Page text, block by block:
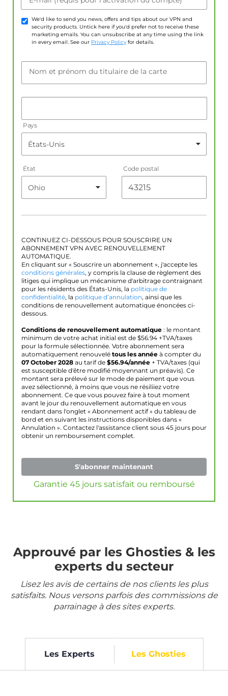
We'd like to send you news, offers and tips about our VPN and
security products. Untick here if you'd prefer not to receive these
marketing emails. You can unsubscribe at any time using the link
in every email. See our Privacy Policy for details.
Nom et prénom du titulaire de la carte
Pays
État Code postal
CONTINUEZ CI-DESSOUS POUR SOUSCRIRE UN
ABONNEMENT VPN AVEC RENOUVELLEMENT
AUTOMATIQUE.
En cliquant sur « Souscrire un abonnement », j'accepte les
conditions générales, y compris la clause de règlement des
litiges qui implique un mécanisme d'arbitrage contraignant
pour les résidents des États-Unis, la politique de
confidentialité, la politique d’annulation, ainsi que les
conditions de renouvellement automatique énoncées ci-
dessous.
Conditions de renouvellement automatique : le montant
minimum de votre achat initial est de $56.94 +TVA/taxes
pour la formule sélectionnée. Votre abonnement sera
automatiquement renouvelé tous les année à compter du
07 October 2028 au tarif de $56.94/année + TVA/taxes (qui
est susceptible d'être modifié moyennant un préavis). Ce
montant sera prélevé sur le mode de paiement que vous
avez sélectionné, à moins que vous ne résiliiez votre
abonnement. Ce que vous pouvez faire à tout moment
avant le jour du renouvellement automatique en vous
rendant dans l'onglet « Abonnement actif » du tableau de
bord et en suivant les instructions disponibles dans «
Annulation ». Contactez l'assistance client sous 45 jours pour
obtenir un remboursement complet.
S'abonner maintenant
Garantie 45 jours satisfait ou remboursé
Approuvé par les Ghosties & les
experts du secteur
Lisez les avis de certains de nos clients les plus
satisfaits. Nous versons parfois des commissions de
parrainage à des sites experts.
Les Experts Les Ghosties